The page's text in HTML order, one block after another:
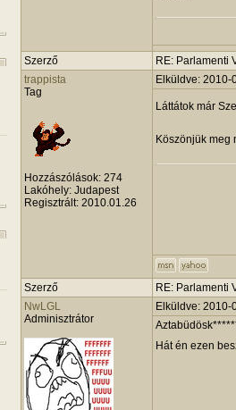
Szerző
RE: Parlamenti
trappista
Tag
Hozzászólások: 274
Lakóhely: Judapest
Regisztrált: 2010.01.26
Elküldve: 2010-
Láttátok már
Köszönjük meg
Szerző
RE: Parlamenti
NwLGL
Adminisztrátor
Elküldve: 2010-
Hát én ezen